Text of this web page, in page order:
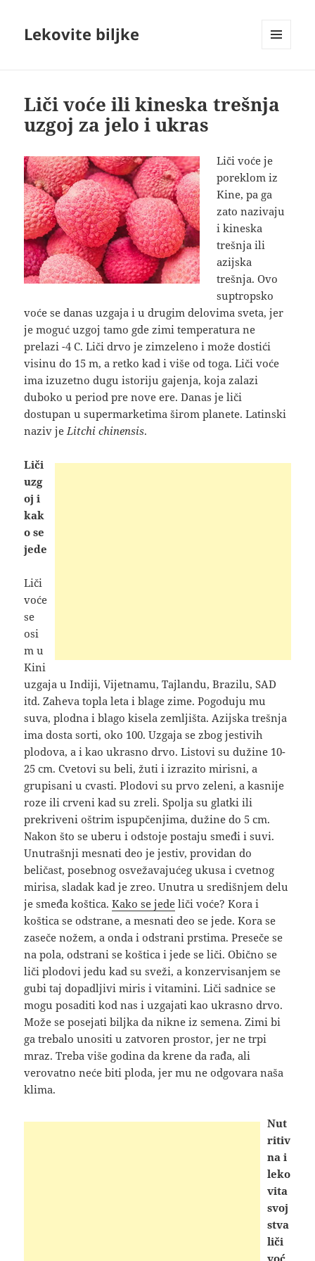
Lekovite biljke
Liči voće ili kineska trešnja
uzgoj za jelo i ukras
Liči voće je
poreklom iz
Kine, pa ga
zato nazivaju
i kineska
trešnja ili
azijska
trešnja. Ovo
suptropsko
voće se danas uzgaja i u drugim delovima sveta, jer
je moguć uzgoj tamo gde zimi temperatura ne
prelazi -4 C. Liči drvo je zimzeleno i može dostići
visinu do 15 m, a retko kad i više od toga. Liči voće
ima izuzetno dugu istoriju gajenja, koja zalazi
duboko u period pre nove ere. Danas je liči
dostupan u supermarketima širom planete. Latinski
naziv jeLitchi chinensis.
Liči
uzg
oj i
kak
o se
jede
Liči
voće
se
osi
m u
Kini
uzgaja u Indiji, Vijetnamu, Tajlandu, Brazilu, SAD
itd. Zaheva topla leta i blage zime. Pogoduju mu
suva, plodna i blago kisela zemljišta. Azijska trešnja
ima dosta sorti, oko 100. Uzgaja se zbog jestivih
plodova, a i kao ukrasno drvo. Listovi su dužine 10-
25 cm. Cvetovi su beli, žuti i izrazito mirisni, a
grupisani u cvasti. Plodovi su prvo zeleni, a kasnije
roze ili crveni kad su zreli. Spolja su glatki ili
prekriveni oštrim ispupčenjima, dužine do 5 cm.
Nakon što se uberu i odstoje postaju smeđi i suvi.
Unutrašnji mesnati deo je jestiv, providan do
beličast, posebnog osvežavajućeg ukusa i cvetnog
mirisa, sladak kad je zreo. Unutra u središnjem delu
je smeđa koštica.Kako se jede liči voće? Kora i
koštica se odstrane, a mesnati deo se jede. Kora se
zaseče nožem, a onda i odstrani prstima. Preseče se
na pola, odstrani se koštica i jede se liči. Obično se
liči plodovi jedu kad su sveži, a konzervisanjem se
gubi taj dopadljivi miris i vitamini. Liči sadnice se
mogu posaditi kod nas i uzgajati kao ukrasno drvo.
Može se posejati biljka da nikne iz semena. Zimi bi
ga trebalo unositi u zatvoren prostor, jer ne trpi
mraz. Treba više godina da krene da rađa, ali
verovatno neće biti ploda, jer mu ne odgovara naša
klima.
Nut
ritiv
na i
leko
vita
svoj
stva
liči